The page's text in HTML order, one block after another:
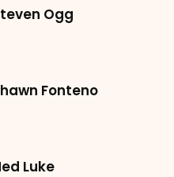
Ogg
Fonteno
Luke